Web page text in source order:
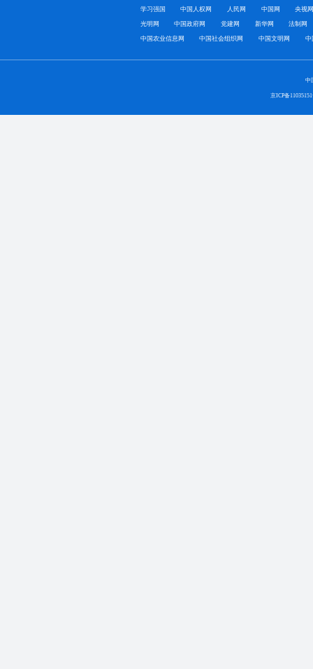
学习强国 中国人权网 人民网 中国网 央视
光明网 中国政府网 党建网 新华网 法制网
中国农业信息网 中国社会组织网 中国文明网 中
中
京ICP备